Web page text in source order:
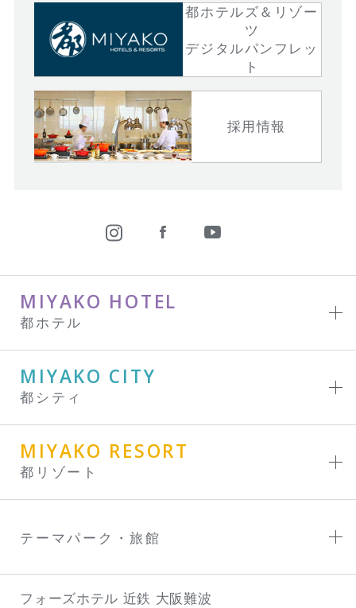
都ホテルズ＆リゾー
ツ
デジタルパンフレッ
ト
採用情報
MIYAKO HOTEL
都ホテル
MIYAKO CITY
都シティ
MIYAKO RESORT
都リゾート
テーマパーク・旅館
フォーズホテル 近鉄 大阪難波